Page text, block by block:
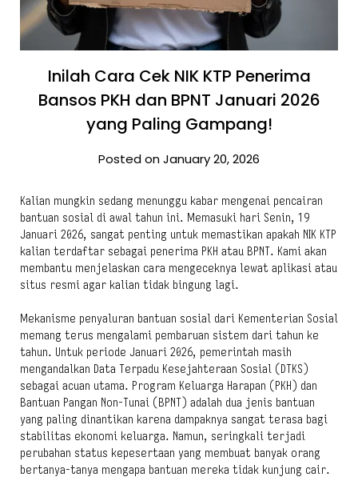
Inilah Cara Cek NIK KTP Penerima
Bansos PKH dan BPNT Januari 2026
yang Paling Gampang!
Posted on January 20, 2026
Kalian mungkin sedang menunggu kabar mengenai pencairan
bantuan sosial di awal tahun ini. Memasuki hari Senin, 19
Januari 2026, sangat penting untuk memastikan apakah NIK KTP
kalian terdaftar sebagai penerima PKH atau BPNT. Kami akan
membantu menjelaskan cara mengeceknya lewat aplikasi atau
situs resmi agar kalian tidak bingung lagi.
Mekanisme penyaluran bantuan sosial dari Kementerian Sosial
memang terus mengalami pembaruan sistem dari tahun ke
tahun. Untuk periode Januari 2026, pemerintah masih
mengandalkan Data Terpadu Kesejahteraan Sosial (DTKS)
sebagai acuan utama. Program Keluarga Harapan (PKH) dan
Bantuan Pangan Non-Tunai (BPNT) adalah dua jenis bantuan
yang paling dinantikan karena dampaknya sangat terasa bagi
stabilitas ekonomi keluarga. Namun, seringkali terjadi
perubahan status kepesertaan yang membuat banyak orang
bertanya-tanya mengapa bantuan mereka tidak kunjung cair.